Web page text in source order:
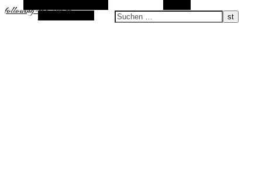
following-the-sun.de
Zufallsauswahl